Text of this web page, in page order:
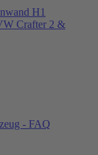
H1
Crafter 2 &
- FAQ